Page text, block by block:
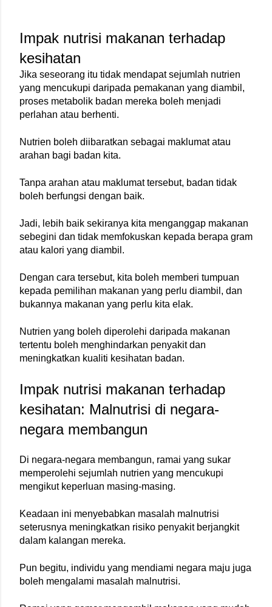
Impak nutrisi makanan terhadap
kesihatan
Jika seseorang itu tidak mendapat sejumlah nutrien
yang mencukupi daripada pemakanan yang diambil,
proses metabolik badan mereka boleh menjadi
perlahan atau berhenti.
Nutrien boleh diibaratkan sebagai maklumat atau
arahan bagi badan kita.
Tanpa arahan atau maklumat tersebut, badan tidak
boleh berfungsi dengan baik.
Jadi, lebih baik sekiranya kita menganggap makanan
sebegini dan tidak memfokuskan kepada berapa gram
atau kalori yang diambil.
Dengan cara tersebut, kita boleh memberi tumpuan
kepada pemilihan makanan yang perlu diambil, dan
bukannya makanan yang perlu kita elak.
Nutrien yang boleh diperolehi daripada makanan
tertentu boleh menghindarkan penyakit dan
meningkatkan kualiti kesihatan badan.
Impak nutrisi makanan terhadap
kesihatan: Malnutrisi di negara-
negara membangun
Di negara-negara membangun, ramai yang sukar
memperolehi sejumlah nutrien yang mencukupi
mengikut keperluan masing-masing.
Keadaan ini menyebabkan masalah malnutrisi
seterusnya meningkatkan risiko penyakit berjangkit
dalam kalangan mereka.
Pun begitu, individu yang mendiami negara maju juga
boleh mengalami masalah malnutrisi.